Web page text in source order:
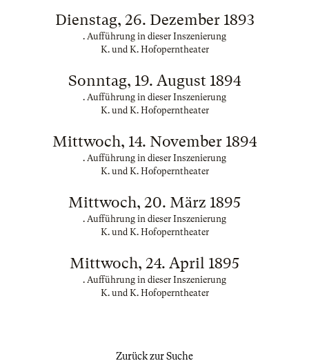
Dienstag, 26. Dezember 1893
. Aufführung in dieser Inszenierung
K. und K. Hofoperntheater
Sonntag, 19. August 1894
. Aufführung in dieser Inszenierung
K. und K. Hofoperntheater
Mittwoch, 14. November 1894
. Aufführung in dieser Inszenierung
K. und K. Hofoperntheater
Mittwoch, 20. März 1895
. Aufführung in dieser Inszenierung
K. und K. Hofoperntheater
Mittwoch, 24. April 1895
. Aufführung in dieser Inszenierung
K. und K. Hofoperntheater
Zurück zur Suche